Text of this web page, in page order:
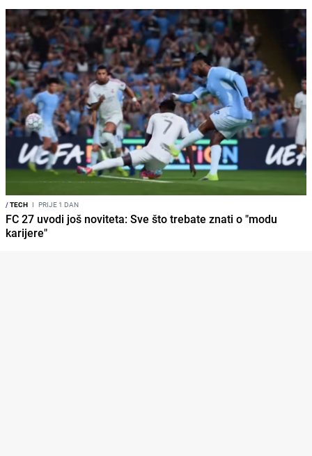
/TECH I PRIJE 1 DAN
FC 27 uvodi još noviteta: Sve što trebate znati o "modu
karijere"